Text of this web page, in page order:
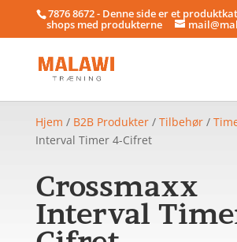
7876 8672 - Denne side er et
shops med produkterne
Hjem / B2B Produkter/ Tilbehør/
Interval Timer 4-Cifret
Crossmaxx
Interval